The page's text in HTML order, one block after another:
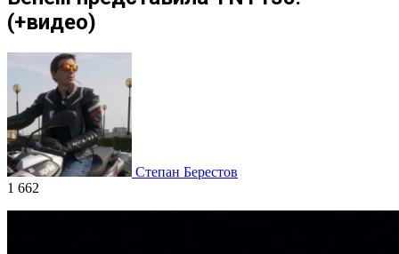
(+видео)
Степан Берестов
1 662